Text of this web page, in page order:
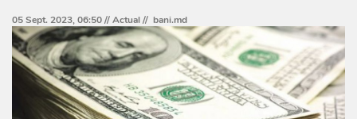
05 Sept. 2023, 06:50 //Actual// bani.md